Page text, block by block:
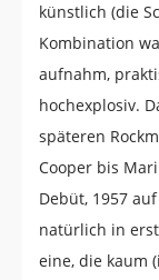
künstlich (die
Kombination
aufnahm,
hochexplosiv.
späteren
Cooper bis
Debüt, 1957
natürlich in
eine, die kaum